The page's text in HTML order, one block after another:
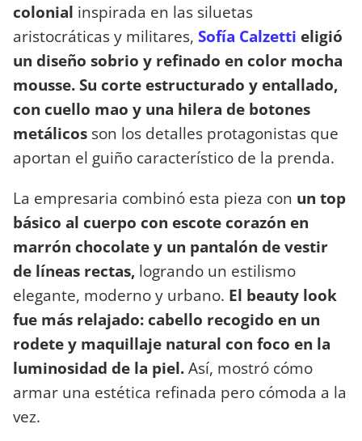
colonial inspirada en las siluetas
aristocráticas y militares, Sofía Calzetti eligió
un diseño sobrio y refinado en color mocha
mousse. Su corte estructurado y entallado,
con cuello mao y una hilera de botones
metálicos son los detalles protagonistas que
aportan el guiño característico de la prenda.
La empresaria combinó esta pieza con un top
básico al cuerpo con escote corazón en
marrón chocolate y un pantalón de vestir
de líneas rectas, logrando un estilismo
elegante, moderno y urbano. El beauty look
fue más relajado: cabello recogido en un
rodete y maquillaje natural con foco en la
luminosidad de la piel.Así, mostró cómo
armar una estética refinada pero cómoda a la
vez.